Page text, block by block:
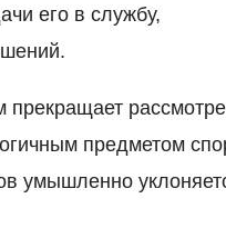
его в службу,
прекращает
предметом
умышленно